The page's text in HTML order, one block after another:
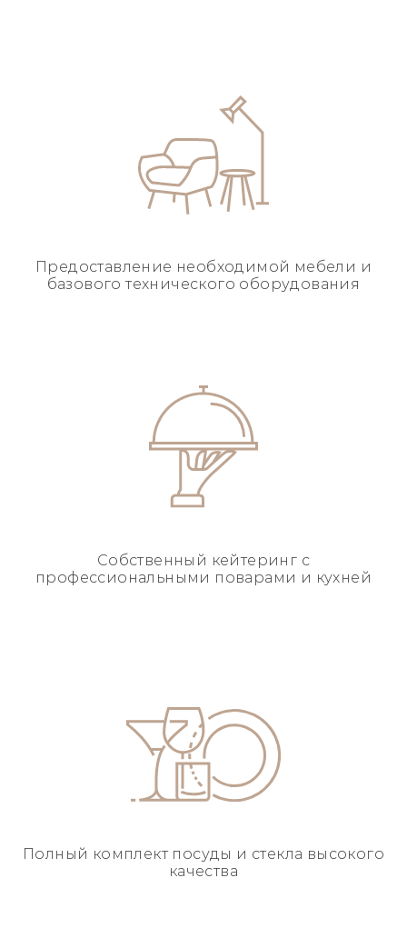
Предоставление необходимой мебели и
базовоготехнического оборудования
Собственный кейтеринг с
профессиональными поварами и кухней
Полный комплект посуды и стекла высокого
качества